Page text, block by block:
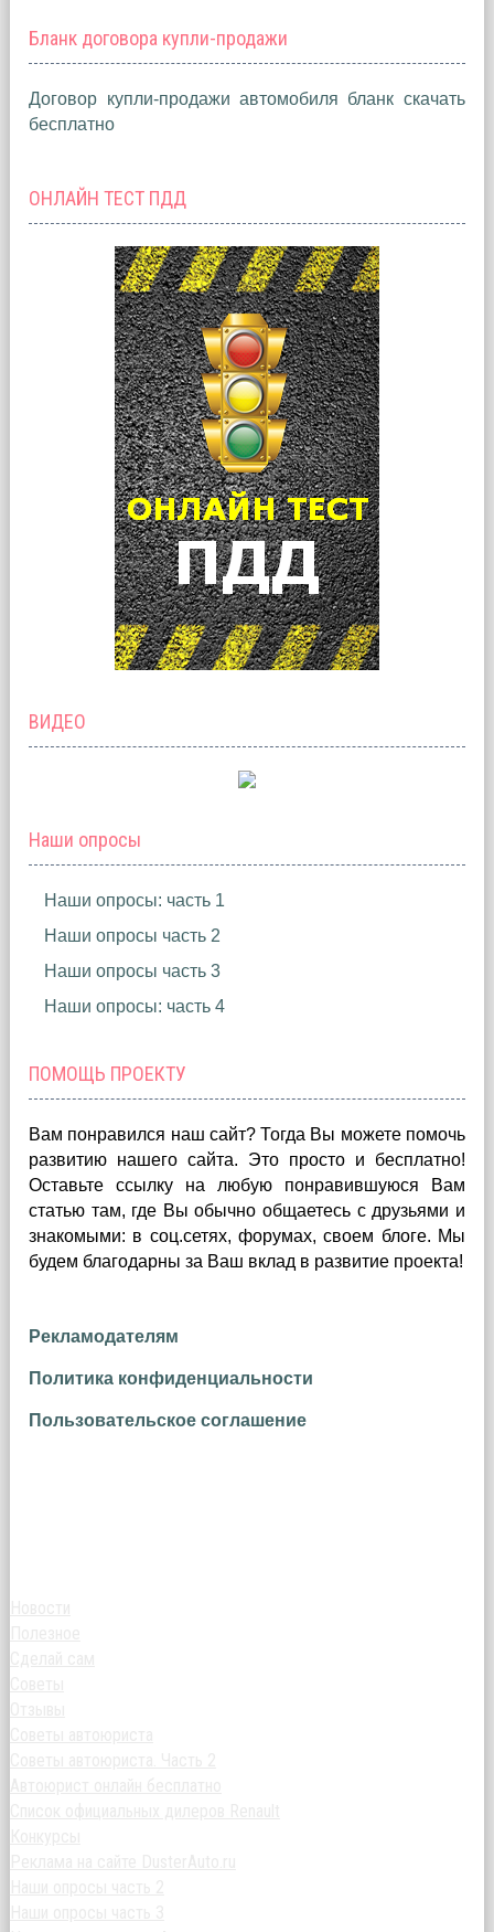
Бланк договора купли-продажи
Договор купли-продажи автомобиля бланк скачать
бесплатно
ОНЛАЙН ТЕСТ ПДД
ВИДЕО
Наши опросы
Наши опросы: часть 1
Наши опросы часть 2
Наши опросы часть 3
Наши опросы: часть 4
ПОМОЩЬ ПРОЕКТУ
Вам понравился наш сайт? Тогда Вы можете помочь
развитию нашего сайта. Это просто и бесплатно!
Оставьте ссылку на любую понравившуюся Вам
статью там, где Вы обычно общаетесь с друзьями и
знакомыми: в соц.сетях, форумах, своем блоге. Мы
будем благодарны за Ваш вклад в развитие проекта!
Рекламодателям
Политика конфиденциальности
Пользовательское соглашение